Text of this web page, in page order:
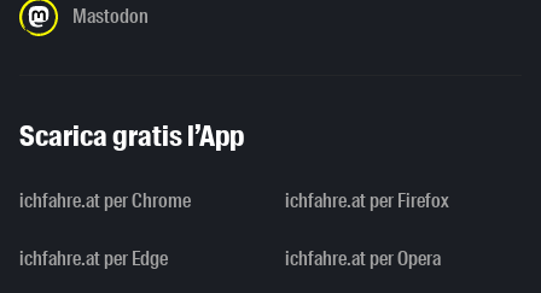
Mastodon
Scarica gratis l’App
ichfahre.at per Chrome ichfahre.at per Firefox
ichfahre.at per Edge ichfahre.at per Opera